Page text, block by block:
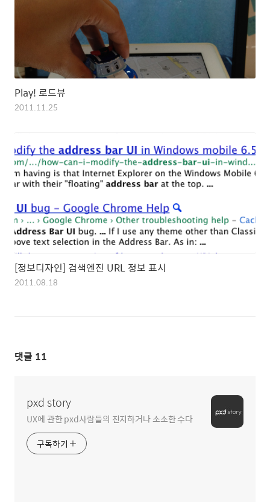
Play! 로드뷰
2011.11.25
[정보디자인] 검색엔진 URL 정보 표시
2011.08.18
댓글 11
pxd story
UX에 관한 pxd사람들의 진지하거나 소소한 수다
구독하기